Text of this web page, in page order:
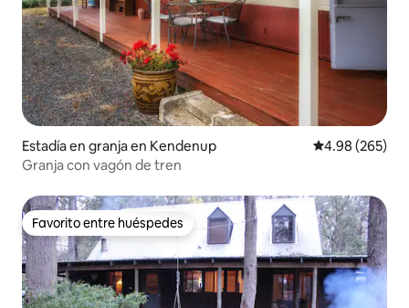
Estadía en granja en Kendenup Calificación
4.98 (265)
Granja con vagón de tren
Favorito entre huéspedes
Favorito entre huéspedes